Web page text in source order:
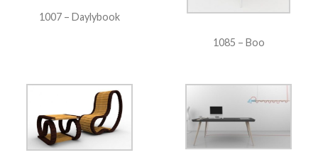
1007 – Daylybook
1085 – Boo